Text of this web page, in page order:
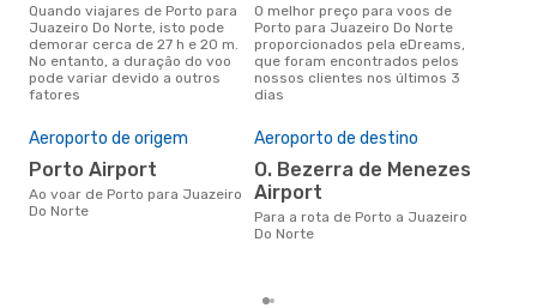
Quando viajares de Porto para
Juazeiro Do Norte, isto pode
demorar cerca de 27 h e 20 m.
No entanto, a duração do voo
pode variar devido a outros
fatores
O melhor preço para voos de
Porto para Juazeiro Do Norte
proporcionados pela eDreams,
que foram encontrados pelos
nossos clientes nos últimos 3
dias
Aeroporto de origem
Porto Airport
Ao voar de Porto para Juazeiro
Do Norte
Aeroporto de destino
O. Bezerra de Menezes
Airport
Para a rota de Porto a Juazeiro
Do Norte